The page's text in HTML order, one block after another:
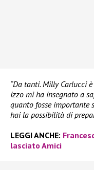
“Da tanti. Milly Carlucci
Izzo mi ha insegnato a
quanto fosse importante
hai la possibilità di
LEGGI ANCHE:
lasciato Amici